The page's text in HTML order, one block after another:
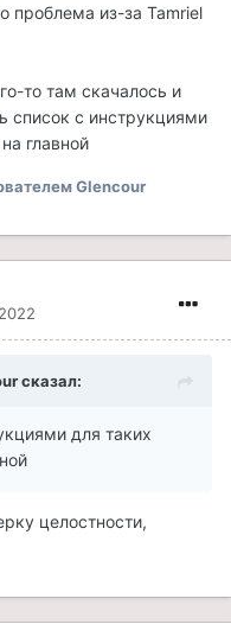
проблема из-за Tamriel
то там скачалось и
список с инструкциями
главной
Glencour
сказал:
для таких
целостности,